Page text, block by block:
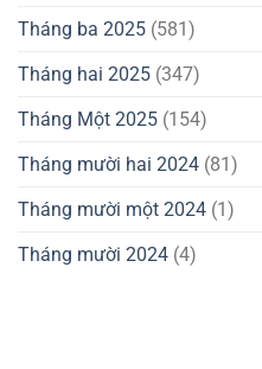
Tháng ba 2025 (581)
Tháng hai 2025 (347)
Tháng Một 2025 (154)
Tháng mười hai 2024 (81)
Tháng mười một 2024 (1)
Tháng mười 2024 (4)